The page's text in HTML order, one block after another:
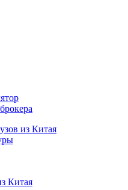
из Китая
Китая